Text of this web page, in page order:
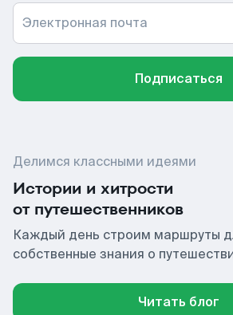
Электронная почта
Подписаться
Делимся классными идеями
Истории и хитрости
от путешественников
Каждый день строим маршруты
собственные знания о
Читать блог